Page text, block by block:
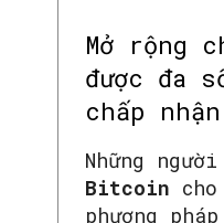
Mở rộng
được đa
chấp nhận
Những
Bitcoin
phương